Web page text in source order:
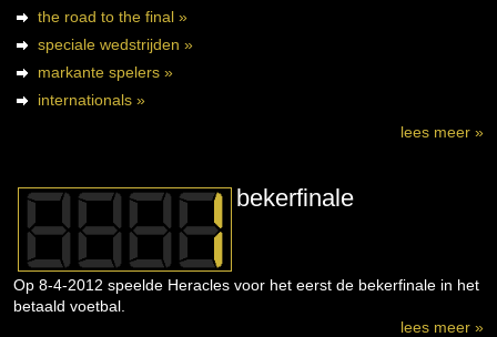
the road to the final »
speciale wedstrijden »
markante spelers »
internationals »
lees meer »
bekerfinale
Op 8-4-2012 speelde Heracles voor het eerst de bekerfinale in het
betaald voetbal.
lees meer »